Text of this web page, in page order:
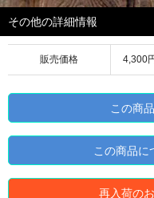
その他の詳細情報
販売価格 4,300
この商
この商品に
再入荷の